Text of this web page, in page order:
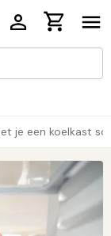
je een koelkast